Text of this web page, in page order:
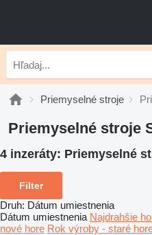
Priemyselné stroje
Priemyselné stroje
4 inzeráty: Priemyselné
Filter
Druh: Dátum umiestnenia
Dátum umiestnenia Najdrahšie
nové hore Rok výroby - staré